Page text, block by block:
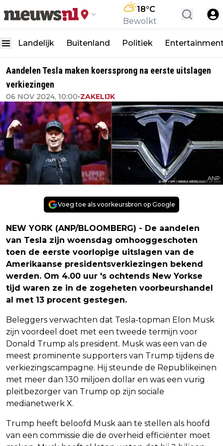
18°C
Bewolkt
Landelijk Buitenland Politiek
Aandelen Tesla maken koerssprong na eerste uitslagen
verkiezingen
06 NOV 2024, 10:00•ZAKELIJK
ANP
Voeg toe als voorkeursbron op Google
NEW YORK (ANP/BLOOMBERG) - De aandelen
van Tesla zijn woensdag omhooggeschoten
toen de eerste voorlopige uitslagen van de
Amerikaanse presidentsverkiezingen bekend
werden. Om 4.00 uur 's ochtends New Yorkse
tijd waren ze in de zogeheten voorbeurshandel
al met 13 procent gestegen.
Beleggers verwachten dat Tesla-topman Elon Musk
zijn voordeel doet met een tweede termijn voor
Donald Trump als president. Musk was een van de
meest prominente supporters van Trump tijdens de
verkiezingscampagne. Hij steunde de Republikeinen
met meer dan 130 miljoen dollar en was een vurig
pleitbezorger van Trump op zijn sociale
medianetwerk X.
Trump heeft beloofd Musk aan te stellen als hoofd
van een commissie die de overheid efficiënter moet